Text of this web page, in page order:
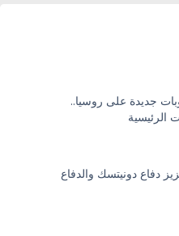
جديدة على روسيا..
الرئيسية
دفاع دونيتسك والدفاع